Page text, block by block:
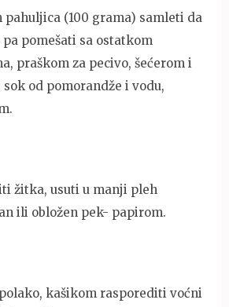
pahuljica (100 grama) samleti da
pa pomešati sa ostatkom
praškom za pecivo, šećerom i
od pomorandže i vodu,
žitka, usuti u manji pleh
ili obložen pek- papirom.
kašikom rasporediti voćni